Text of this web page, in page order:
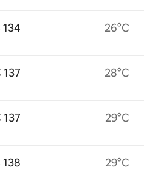
134
137
137
138
26°C
28°C
29°C
29°C